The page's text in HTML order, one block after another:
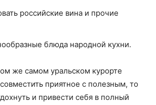
российские вина и прочие
блюда народной кухни.
же самом уральском курорте
приятное с полезным, то
и привести себя в полный